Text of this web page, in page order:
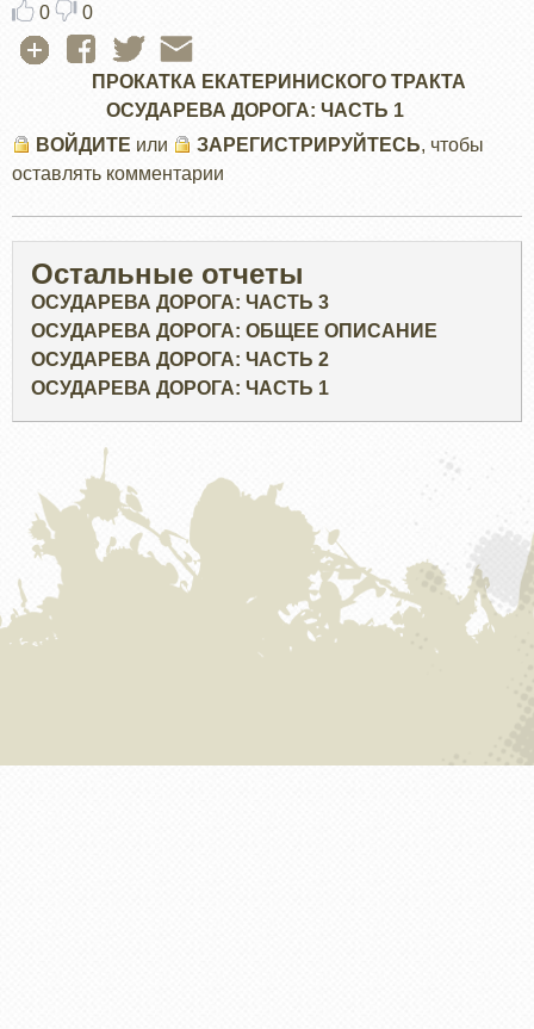
0
0
ПРОКАТКА ЕКАТЕРИНИСКОГО ТРАКТА
ОСУДАРЕВА ДОРОГА: ЧАСТЬ 1
ВОЙДИТЕ или ЗАРЕГИСТРИРУЙТЕСЬ, чтобы
оставлять комментарии
Остальные отчеты
ОСУДАРЕВА ДОРОГА: ЧАСТЬ 3
ОСУДАРЕВА ДОРОГА: ОБЩЕЕ ОПИСАНИЕ
ОСУДАРЕВА ДОРОГА: ЧАСТЬ 2
ОСУДАРЕВА ДОРОГА: ЧАСТЬ 1